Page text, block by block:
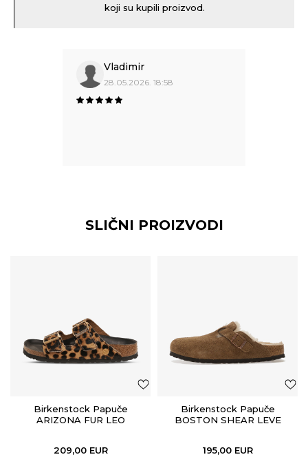
koji su kupili proizvod.
Vladimir
28.05.2026. 18:58
SLIČNI PROIZVODI
Birkenstock Papuče
ARIZONA FUR LEO
209,00 EUR
Birkenstock Papuče
BOSTON SHEAR LEVE
195,00 EUR